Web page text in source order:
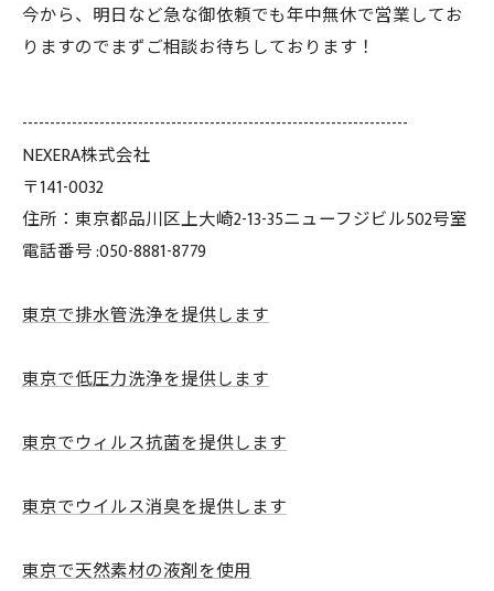
今から、明日など急な御依頼でも年中無休で営業してお
りますのでまずご相談お待ちしております！
----------------------------------------------------------------------
NEXERA株式会社
〒141-0032
住所：東京都品川区上大崎2-13-35ニューフジビル502号室
電話番号 :050-8881-8779
東京で排水管洗浄を提供します
東京で低圧力洗浄を提供します
東京でウィルス抗菌を提供します
東京でウイルス消臭を提供します
東京で天然素材の液剤を使用